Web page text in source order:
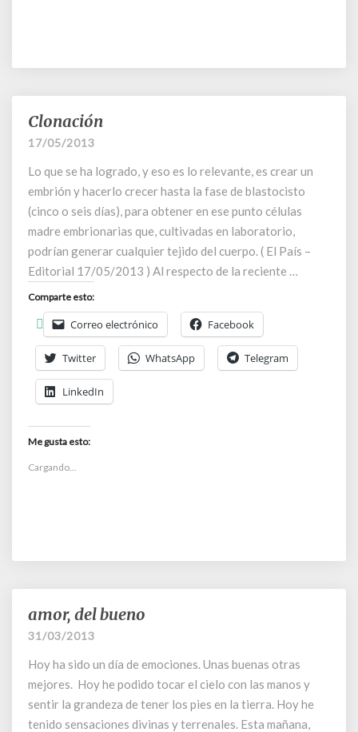
Clonación
Clonación
17/05/2013
Lo que se ha logrado, y eso es lo relevante, es crear un
embrión y hacerlo crecer hasta la fase de blastocisto
(cinco o seis días), para obtener en ese punto células
madre embrionarias que, cultivadas en laboratorio,
podrían generar cualquier tejido del cuerpo. ( El País –
Editorial 17/05/2013 ) Al respecto de la reciente …
Comparte esto:
Correo electrónico Facebook
Twitter WhatsApp Telegram
LinkedIn
Me gusta esto:
Cargando...
amor,
del
amor, del bueno
31/03/2013
Hoy ha sido un día de emociones. Unas buenas otras
mejores. Hoy he podido tocar el cielo con las manos y
sentir la grandeza de tener los pies en la tierra. Hoy he
tenido sensaciones divinas y terrenales. Esta mañana,